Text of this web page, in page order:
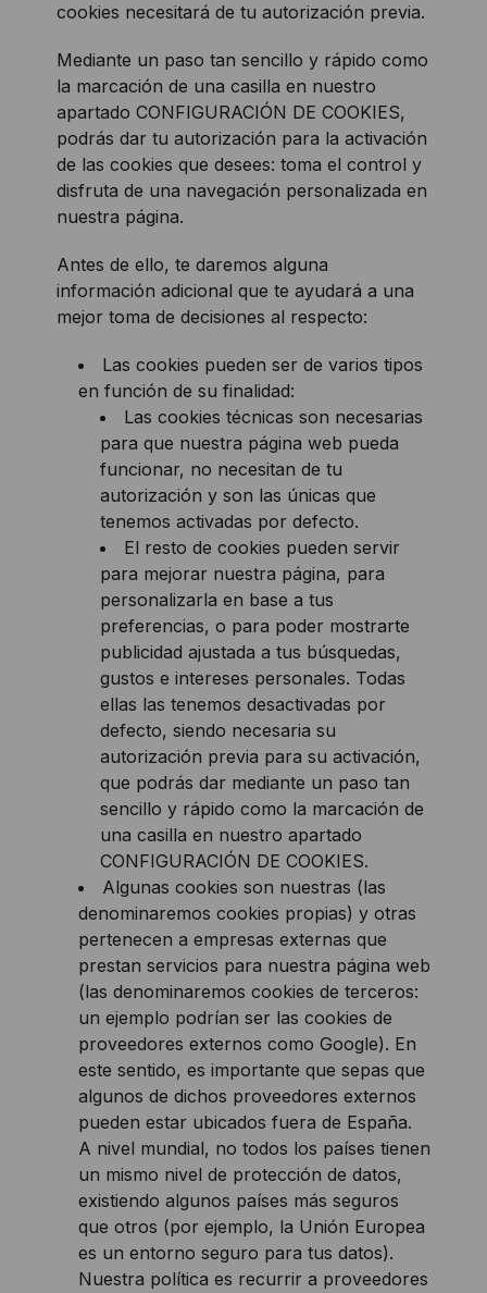
cookies necesitará de tu autorización previa.
Mediante un paso tan sencillo y rápido como
la marcación de una casilla en nuestro
apartado CONFIGURACIÓN DE COOKIES,
podrás dar tu autorización para la activación
de las cookies que desees: toma el control y
disfruta de una navegación personalizada en
nuestra página.
Antes de ello, te daremos alguna
información adicional que te ayudará a una
mejor toma de decisiones al respecto:
Las cookies pueden ser de varios tipos
en función de su finalidad:
Las cookies técnicas son necesarias
para que nuestra página web pueda
funcionar, no necesitan de tu
autorización y son las únicas que
tenemos activadas por defecto.
El resto de cookies pueden servir
para mejorar nuestra página, para
personalizarla en base a tus
preferencias, o para poder mostrarte
publicidad ajustada a tus búsquedas,
gustos e intereses personales. Todas
ellas las tenemos desactivadas por
defecto, siendo necesaria su
autorización previa para su activación,
que podrás dar mediante un paso tan
sencillo y rápido como la marcación de
una casilla en nuestro apartado
CONFIGURACIÓN DE COOKIES.
Algunas cookies son nuestras (las
denominaremos cookies propias) y otras
pertenecen a empresas externas que
prestan servicios para nuestra página web
(las denominaremos cookies de terceros:
un ejemplo podrían ser las cookies de
proveedores externos como Google). En
este sentido, es importante que sepas que
algunos de dichos proveedores externos
pueden estar ubicados fuera de España.
A nivel mundial, no todos los países tienen
un mismo nivel de protección de datos,
existiendo algunos países más seguros
que otros (por ejemplo, la Unión Europea
es un entorno seguro para tus datos).
Nuestra política es recurrir a proveedores